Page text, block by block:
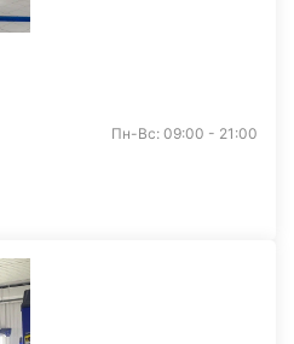
Пн-Вс: 09:00 - 21:00